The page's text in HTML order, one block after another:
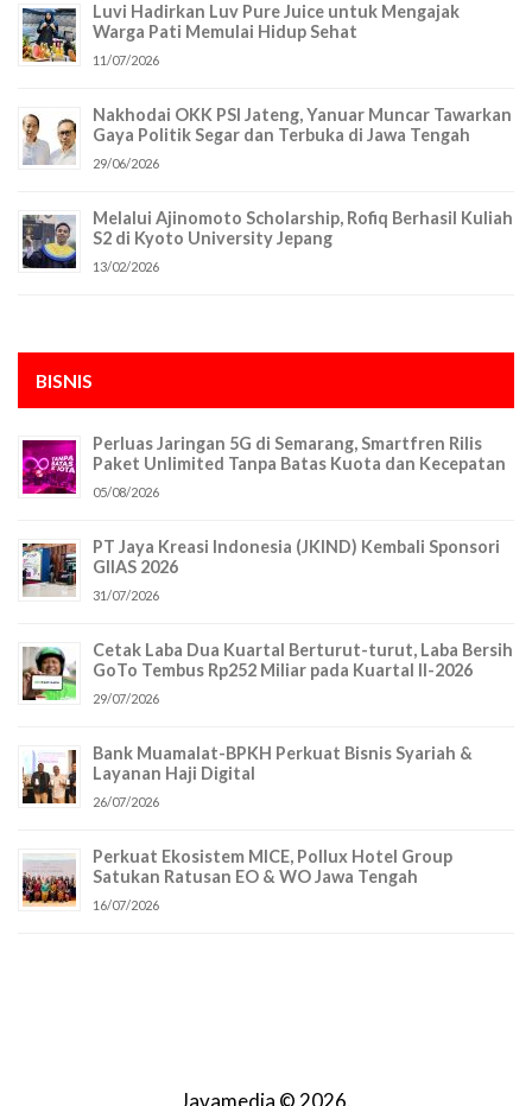
Luvi Hadirkan Luv Pure Juice untuk Mengajak
Warga Pati Memulai Hidup Sehat
11/07/2026
Nakhodai OKK PSI Jateng, Yanuar Muncar Tawarkan
Gaya Politik Segar dan Terbuka di Jawa Tengah
29/06/2026
Melalui Ajinomoto Scholarship, Rofiq Berhasil Kuliah
S2 di Kyoto University Jepang
13/02/2026
BISNIS
Perluas Jaringan 5G di Semarang, Smartfren Rilis
Paket Unlimited Tanpa Batas Kuota dan Kecepatan
05/08/2026
PT Jaya Kreasi Indonesia (JKIND) Kembali Sponsori
GIIAS 2026
31/07/2026
Cetak Laba Dua Kuartal Berturut-turut, Laba Bersih
GoTo Tembus Rp252 Miliar pada Kuartal II-2026
29/07/2026
Bank Muamalat-BPKH Perkuat Bisnis Syariah &
Layanan Haji Digital
26/07/2026
Perkuat Ekosistem MICE, Pollux Hotel Group
Satukan Ratusan EO & WO Jawa Tengah
16/07/2026
Javamedia © 2026.